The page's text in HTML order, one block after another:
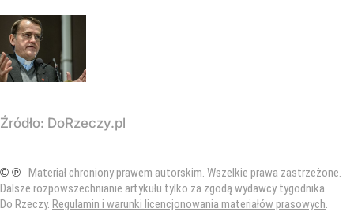
Źródło: DoRzeczy.pl
© ℗ Materiał chroniony prawem autorskim. Wszelkie prawa zastrzeżone.
Dalsze rozpowszechnianie artykułu tylko za zgodą wydawcy tygodnika
Do Rzeczy. Regulamin i warunki licencjonowania materiałów prasowych